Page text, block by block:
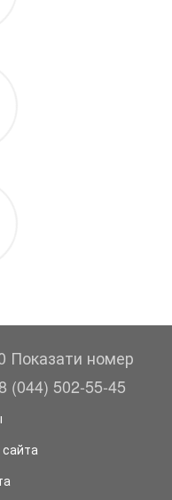
Показати номер
(044) 502-55-45